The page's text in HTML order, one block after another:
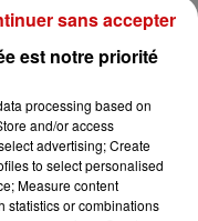
puis tasser la
Réserver au
est notre priorité
processing based on
and/or access
advertising; Create
to select personalised
Measure content
statistics or combinations
sans accepter